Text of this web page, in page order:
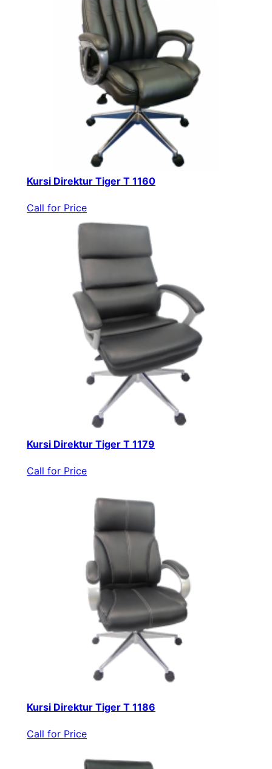
Kursi Direktur Tiger T 1160
Call for Price
Kursi Direktur Tiger T 1179
Call for Price
Kursi Direktur Tiger T 1186
Call for Price